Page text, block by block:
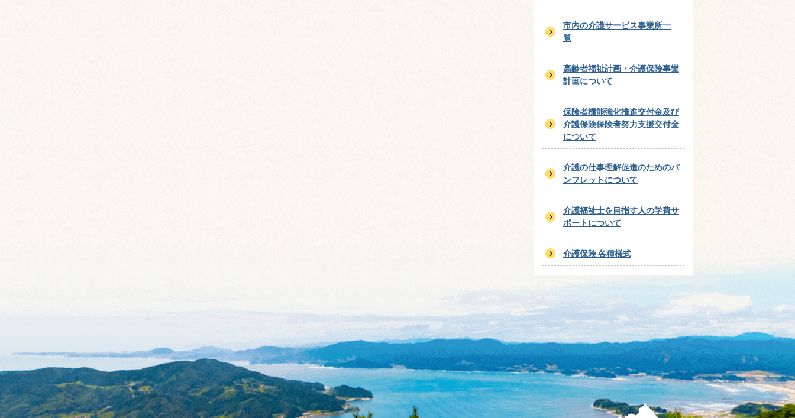
市内の介護サービス事業所一
覧
高齢者福祉計画・介護保険事業
計画について
保険者機能強化推進交付金及び
介護保険保険者努力支援交付金
について
介護の仕事理解促進のためのパ
ンフレットについて
介護福祉士を目指す人の学費サ
ポートについて
介護保険 各種様式